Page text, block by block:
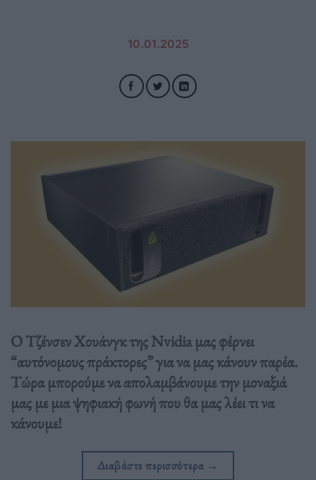
10.01.2025
Ο Τζένσεν Χουάνγκ της Nvidia μας φέρνει
“αυτόνομους πράκτορες” για να μας κάνουν παρέα.
Τώρα μπορούμε να απολαμβάνουμε την μοναξιά
μας με μια ψηφιακή φωνή που θα μας λέει τι να
κάνουμε!
Διαβάστε περισσότερα →